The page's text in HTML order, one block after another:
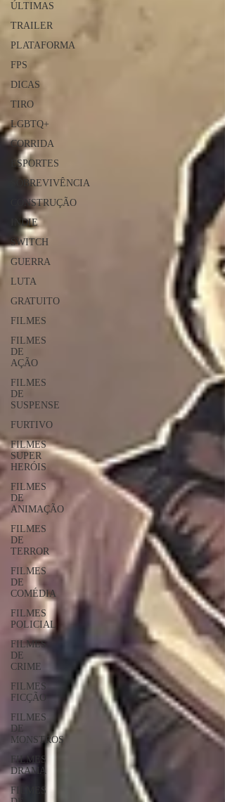
ÚLTIMAS
TRAILER
PLATAFORMA
FPS
DICAS
TIRO
LGBTQ+
CORRIDA
ESPORTES
SOBREVIVÊNCIA
CONSTRUÇÃO
INDIE
SWITCH
GUERRA
LUTA
GRATUITO
FILMES
FILMES
DE
AÇÃO
FILMES
DE
SUSPENSE
FURTIVO
FILMES
SUPER
HERÓIS
FILMES
DE
ANIMAÇÃO
FILMES
DE
TERROR
FILMES
DE
COMÉDIA
FILMES
POLICIAL
FILMES
DE
CRIME
FILMES
FICÇÃO
FILMES
DE
MONSTROS
FILMES
DRAMA
FILMES